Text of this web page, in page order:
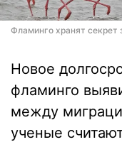
Фламинго хранят секрет
Новое
фламинго
между
ученые